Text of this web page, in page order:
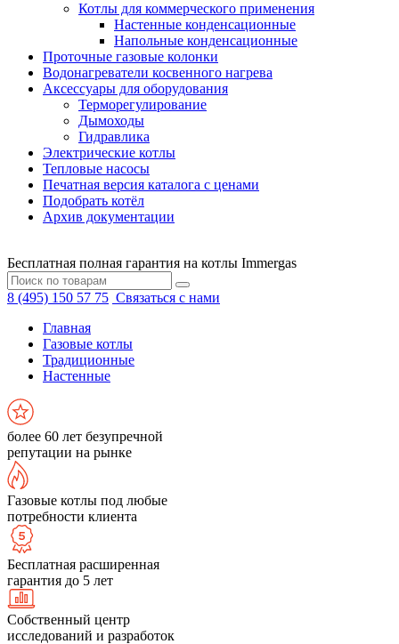
Котлы для коммерческого применения
Настенные конденсационные
Напольные конденсационные
Проточные газовые колонки
Водонагреватели косвенного нагрева
Аксессуары для оборудования
Терморегулирование
Дымоходы
Гидравлика
Электрические котлы
Тепловые насосы
Печатная версия каталога с ценами
Подобрать котёл
Архив документации
Бесплатная полная гарантия на котлы Immergas
8 (495) 150 57 75 Связаться с нами
Главная
Газовые котлы
Традиционные
Настенные
более 60 лет безупречной
репутации на рынке
Газовые котлы под любые
потребности клиента
Бесплатная расширенная
гарантия до 5 лет
Собственный центр
исследований и разработок